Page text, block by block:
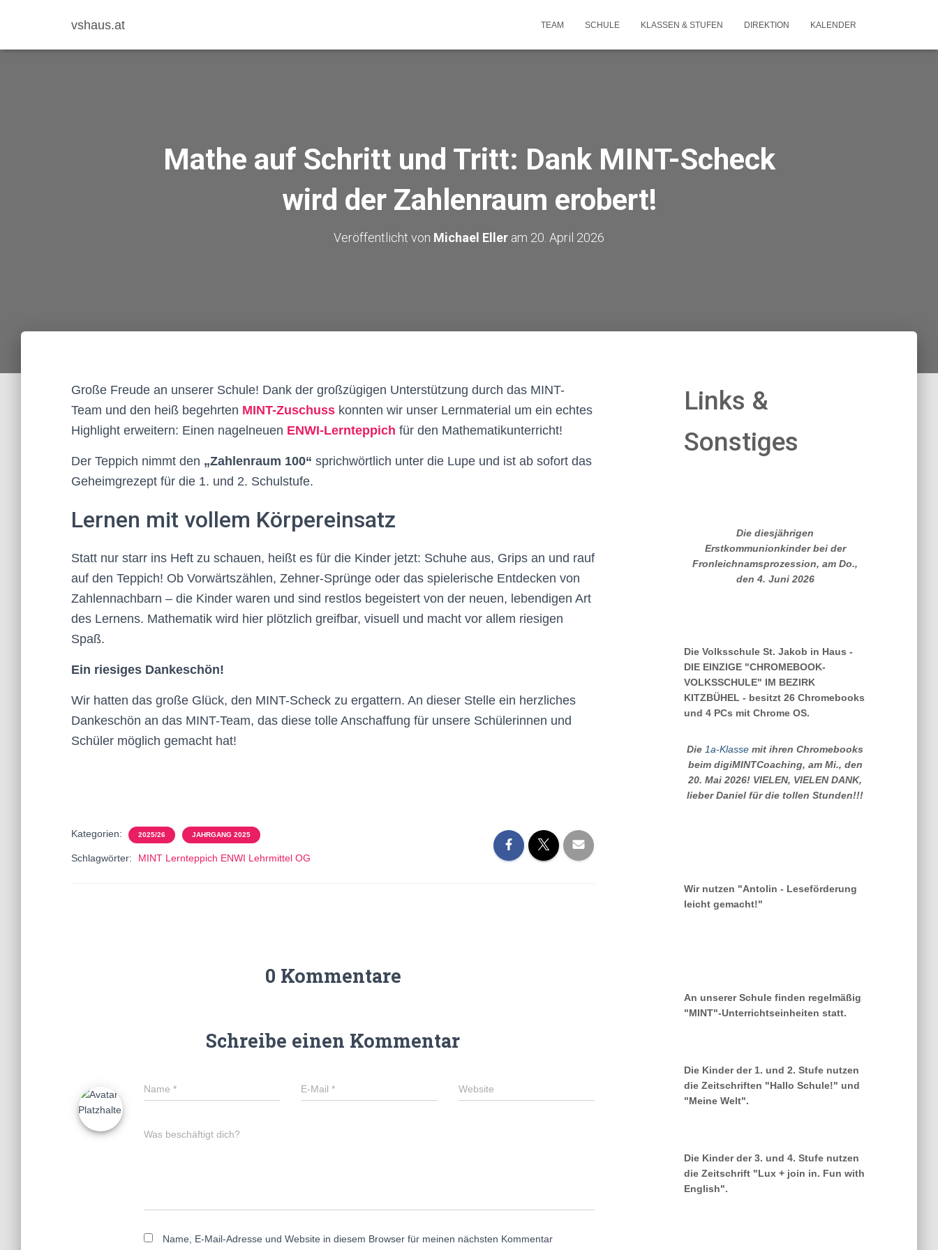
vshaus.at TEAM SCHULE KLASSEN & STUFEN DIREKTION KALENDER
Mathe auf Schritt und Tritt: Dank MINT-Scheck
wird der Zahlenraum erobert!
Veröffentlicht von Michael Eller am 20. April 2026
Große Freude an unserer Schule! Dank der großzügigen Unterstützung durch das MINT-
Team und den heiß begehrten MINT-Zuschuss konnten wir unser Lernmaterial um ein echtes
Highlight erweitern: Einen nagelneuen ENWI-Lernteppich für den Mathematikunterricht!
Der Teppich nimmt den „Zahlenraum 100“ sprichwörtlich unter die Lupe und ist ab sofort das
Geheimgrezept für die 1. und 2. Schulstufe.
Lernen mit vollem Körpereinsatz
Statt nur starr ins Heft zu schauen, heißt es für die Kinder jetzt: Schuhe aus, Grips an und rauf
auf den Teppich! Ob Vorwärtszählen, Zehner-Sprünge oder das spielerische Entdecken von
Zahlennachbarn – die Kinder waren und sind restlos begeistert von der neuen, lebendigen Art
des Lernens. Mathematik wird hier plötzlich greifbar, visuell und macht vor allem riesigen
Spaß.
Ein riesiges Dankeschön!
Wir hatten das große Glück, den MINT-Scheck zu ergattern. An dieser Stelle ein herzliches
Dankeschön an das MINT-Team, das diese tolle Anschaffung für unsere Schülerinnen und
Schüler möglich gemacht hat!
Kategorien: 2025/26 JAHRGANG 2025
Schlagwörter: MINT Lernteppich ENWI Lehrmittel OG
0 Kommentare
Schreibe einen Kommentar
Name * E-Mail* Website
Was beschäftigt dich?
Name, E-Mail-Adresse und Website in diesem Browser für meinen nächsten Kommentar
Links &
Sonstiges
Die diesjährigen
Erstkommunionkinder bei der
Fronleichnamsprozession, am Do.,
den 4. Juni 2026
Die Volksschule St. Jakob in Haus -
DIE EINZIGE "CHROMEBOOK-
VOLKSSCHULE" IM BEZIRK
KITZBÜHEL - besitzt 26 Chromebooks
und 4 PCs mit Chrome OS.
Die 1a-Klasse mit ihren Chromebooks
beim digiMINTCoaching, am Mi., den
20. Mai 2026! VIELEN, VIELEN DANK,
lieber Daniel für die tollen Stunden!!!
Wir nutzen "Antolin - Leseförderung
leicht gemacht!"
An unserer Schule finden regelmäßig
"MINT"-Unterrichtseinheiten statt.
Die Kinder der 1. und 2. Stufe nutzen
die Zeitschriften "Hallo Schule!" und
"Meine Welt".
Die Kinder der 3. und 4. Stufe nutzen
die Zeitschrift "Lux + join in. Fun with
English".